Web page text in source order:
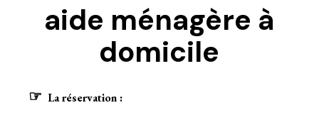
☞ La réservation :